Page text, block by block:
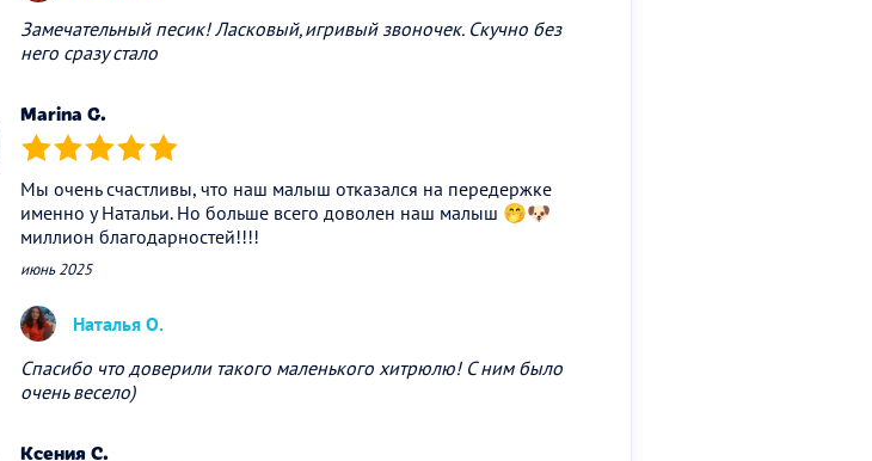
Замечательный песик! Ласковый,игривый звоночек. Скучно без
него сразу стало
Marina G.
(*) (*) (*) (*) (*)
Мы очень счастливы, что наш малыш отказался на передержке
именно у Натальи. Но больше всего доволен наш малыш 🤭🐶
миллион благодарностей!!!!
июнь 2025
Наталья О.
Спасибо что доверили такого маленького хитрюлю! С ним было
очень весело)
Ксения С.